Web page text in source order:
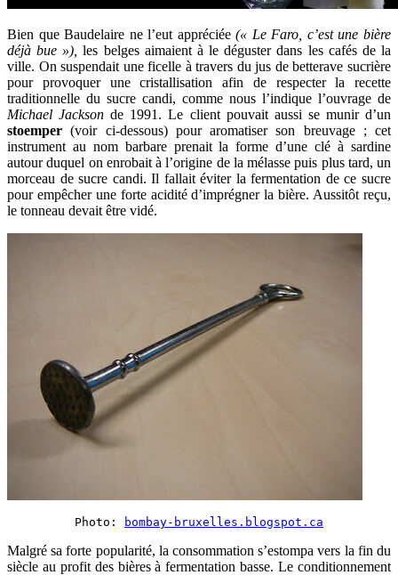
Bien que Baudelaire ne l’eut appréciée(« Le Faro, c’est une bière
déjà bue »),les belges aimaient à le déguster dans les cafés de la
ville. On suspendait une ficelle à travers du jus de betterave sucrière
pour provoquer une cristallisation afin de respecter la recette
traditionnelle du sucre candi, comme nous l’indique l’ouvrage de
Michael Jackson de 1991. Le client pouvait aussi se munir d’un
stoemper (voir ci-dessous) pour aromatiser son breuvage ; cet
instrument au nom barbare prenait la forme d’une clé à sardine
autour duquel on enrobait à l’origine de la mélasse puis plus tard, un
morceau de sucre candi. Il fallait éviter la fermentation de ce sucre
pour empêcher une forte acidité d’imprégner la bière. Aussitôt reçu,
le tonneau devait être vidé.
Photo: bombay-bruxelles.blogspot.ca
Malgré sa forte popularité, la consommation s’estompa vers la fin du
siècle au profit des bières à fermentation basse. Le conditionnement